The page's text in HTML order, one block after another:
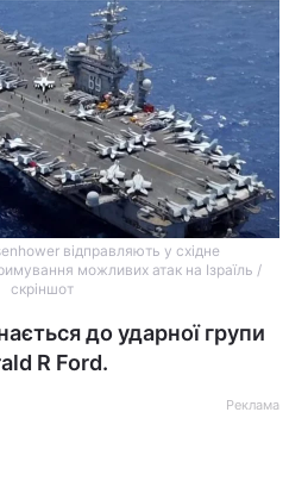
відправляють у східне
можливих атак на Ізраїль /
скріншот
до ударної групи
R Ford.
Реклама